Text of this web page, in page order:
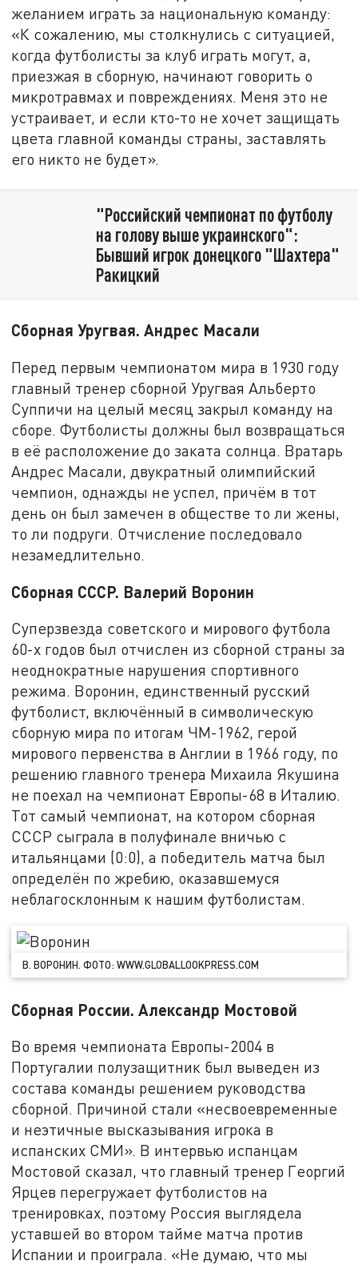
желанием играть за национальную команду:
«К сожалению, мы столкнулись с ситуацией,
когда футболисты за клуб играть могут, а,
приезжая в сборную, начинают говорить о
микротравмах и повреждениях. Меня это не
устраивает, и если кто-то не хочет защищать
цвета главной команды страны, заставлять
его никто не будет».
"Российский чемпионат по футболу
на голову выше украинского":
Бывший игрок донецкого "Шахтера"
Ракицкий
Сборная Уругвая. Андрес Масали
Перед первым чемпионатом мира в 1930 году
главный тренер сборной Уругвая Альберто
Суппичи на целый месяц закрыл команду на
сборе. Футболисты должны был возвращаться
в её расположение до заката солнца. Вратарь
Андрес Масали, двукратный олимпийский
чемпион, однажды не успел, причём в тот
день он был замечен в обществе то ли жены,
то ли подруги. Отчисление последовало
незамедлительно.
Сборная СССР. Валерий Воронин
Суперзвезда советского и мирового футбола
60-х годов был отчислен из сборной страны за
неоднократные нарушения спортивного
режима. Воронин, единственный русский
футболист, включённый в символическую
сборную мира по итогам ЧМ-1962, герой
мирового первенства в Англии в 1966 году, по
решению главного тренера Михаила Якушина
не поехал на чемпионат Европы-68 в Италию.
Тот самый чемпионат, на котором сборная
СССР сыграла в полуфинале вничью с
итальянцами (0:0), а победитель матча был
определён по жребию, оказавшемуся
неблагосклонным к нашим футболистам.
В. ВОРОНИН. ФОТО: WWW.GLOBALLOOKPRESS.COM
Сборная России. Александр Мостовой
Во время чемпионата Европы-2004 в
Португалии полузащитник был выведен из
состава команды решением руководства
сборной. Причиной стали «несвоевременные
и неэтичные высказывания игрока в
испанских СМИ». В интервью испанцам
Мостовой сказал, что главный тренер Георгий
Ярцев перегружает футболистов на
тренировках, поэтому Россия выглядела
уставшей во втором тайме матча против
Испании и проиграла. «Не думаю, что мы